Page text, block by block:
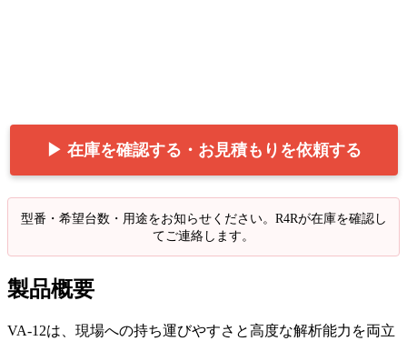
▶ 在庫を確認する・お見積もりを依頼する
型番・希望台数・用途をお知らせください。R4Rが在庫を確認し
てご連絡します。
製品概要
VA-12は、現場への持ち運びやすさと高度な解析能力を両立